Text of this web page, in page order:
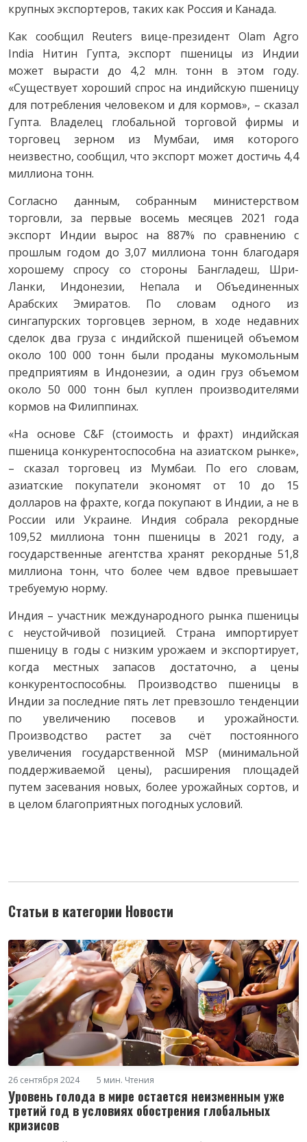
крупных экспортеров, таких как Россия и Канада.
Как сообщил Reuters вице-президент Olam Agro
India Нитин Гупта, экспорт пшеницы из Индии
может вырасти до 4,2 млн. тонн в этом году.
«Существует хороший спрос на индийскую пшеницу
для потребления человеком и для кормов», – сказал
Гупта. Владелец глобальной торговой фирмы и
торговец зерном из Мумбаи, имя которого
неизвестно, сообщил, что экспорт может достичь 4,4
миллиона тонн.
Согласно данным, собранным министерством
торговли, за первые восемь месяцев 2021 года
экспорт Индии вырос на 887% по сравнению с
прошлым годом до 3,07 миллиона тонн благодаря
хорошему спросу со стороны Бангладеш, Шри-
Ланки, Индонезии, Непала и Объединенных
Арабских Эмиратов. По словам одного из
сингапурских торговцев зерном, в ходе недавних
сделок два груза с индийской пшеницей объемом
около 100 000 тонн были проданы мукомольным
предприятиям в Индонезии, а один груз объемом
около 50 000 тонн был куплен производителями
кормов на Филиппинах.
«На основе C&F (стоимость и фрахт) индийская
пшеница конкурентоспособна на азиатском рынке»,
– сказал торговец из Мумбаи. По его словам,
азиатские покупатели экономят от 10 до 15
долларов на фрахте, когда покупают в Индии, а не в
России или Украине. Индия собрала рекордные
109,52 миллиона тонн пшеницы в 2021 году, а
государственные агентства хранят рекордные 51,8
миллиона тонн, что более чем вдвое превышает
требуемую норму.
Индия – участник международного рынка пшеницы
с неустойчивой позицией. Страна импортирует
пшеницу в годы с низким урожаем и экспортирует,
когда местных запасов достаточно, а цены
конкурентоспособны. Производство пшеницы в
Индии за последние пять лет превзошло тенденции
по увеличению посевов и урожайности.
Производство растет за счёт постоянного
увеличения государственной MSP (минимальной
поддерживаемой цены), расширения площадей
путем засевания новых, более урожайных сортов, и
в целом благоприятных погодных условий.
Статьи в категории Новости
26 сентября 2024 5 мин. Чтения
Уровень голода в мире остается неизменным уже
третий год в условиях обострения глобальных
кризисов